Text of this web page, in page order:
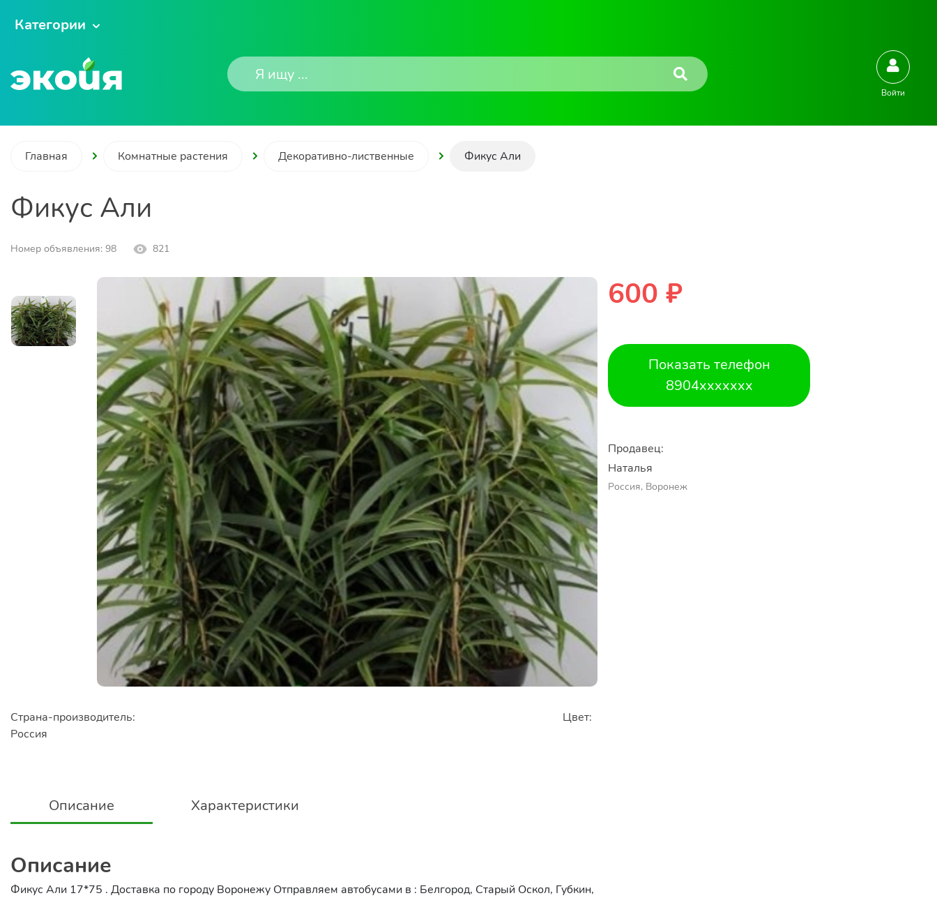
Категории
Войти
Главная Комнатные растения Декоративно-лиственные Фикус Али
Фикус Али
Номер объявления: 98 821
Страна-производитель:
Россия
Цвет:
Описание Характеристики
Описание
Фикус Али 17*75 . Доставка по городу Воронежу Отправляем автобусами в : Белгород, Старый Оскол, Губкин,
600 ₽
Показать телефон
8904xxxxxxx
Продавец:
Наталья
Россия, Воронеж